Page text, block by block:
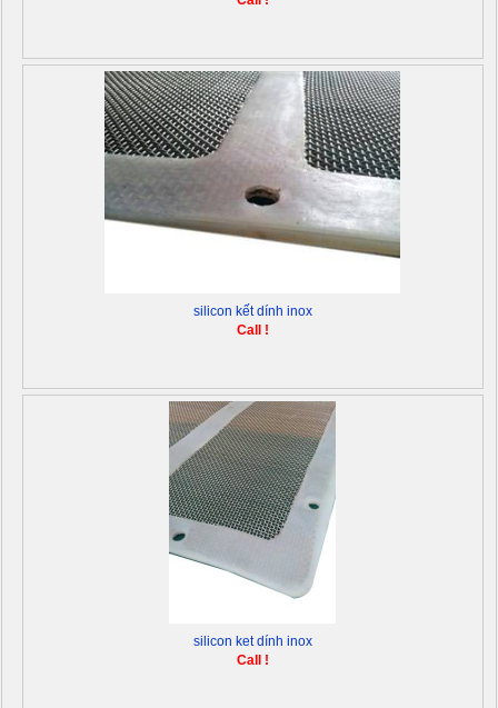
silicon kết dính inox
Call !
silicon ket dính inox
Call !